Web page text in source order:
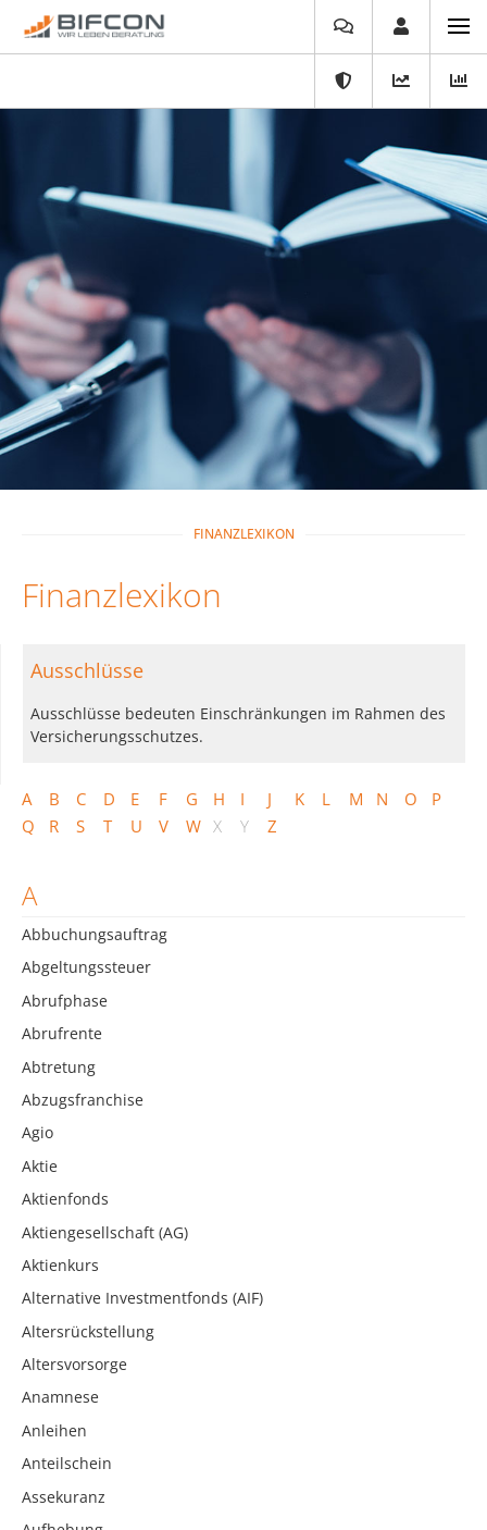
FINANZLEXIKON
Finanzlexikon
A B C D E F G H I J K L M N O
P
Q
R S T U V W X Y Z
A
Abbuchungsauftrag
Abgeltungssteuer
Abrufphase
Abrufrente
Abtretung
Abzugsfranchise
Agio
Aktie
Aktienfonds
Aktiengesellschaft (AG)
Aktienkurs
Alternative Investmentfonds (AIF)
Altersrückstellung
Altersvorsorge
Anamnese
Anleihen
Anteilschein
Assekuranz
Ausschlüsse
Ausschlüsse bedeuten Einschränkungen im Rahmen des
Versicherungsschutzes.